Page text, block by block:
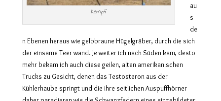
Kampf
au
s
de
n Ebenen heraus wie gelbbraune Hügelgräber, durch die sich
der einsame Teer wand. Je weiter ich nach Süden kam, desto
mehr bekam ich auch diese geilen, alten amerikanischen
Trucks zu Gesicht, denen das Testosteron aus der
Kühlerhaube springt und die ihre seitlichen Auspuffhörner